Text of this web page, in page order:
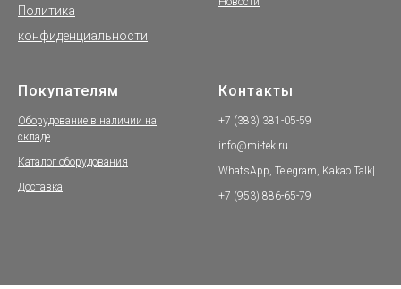
Политика
конфиденциальности
Покупателям
Оборудование в наличии на
складе
Каталог оборудования
Доставка
Контакты
+7 (383) 381-05-59
info@mi-tek.ru
WhatsApp, Telegram, Kakao Talk|
+7 (953) 886-65-79